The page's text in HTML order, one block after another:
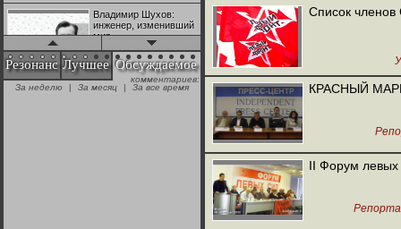
Владимир Шухов:
инженер, изменивший
мир
"Аркадий Коц" на
эгалите-фесте "Не
Резонанс Лучшее Обсуждаемое
комментариев:
За неделю
| За месяц | За все время
Список
КРАСНЫЙ
II Форум левых